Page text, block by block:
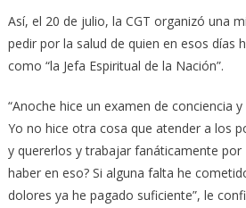
Así, el 20 de julio, la CGT organizó una
pedir por la salud de quien en esos días
como “la Jefa Espiritual de la Nación”.
“Anoche hice un examen de conciencia
Yo no hice otra cosa que atender a los
y quererlos y trabajar fanáticamente por
haber en eso? Si alguna falta he
dolores ya he pagado suficiente”, le